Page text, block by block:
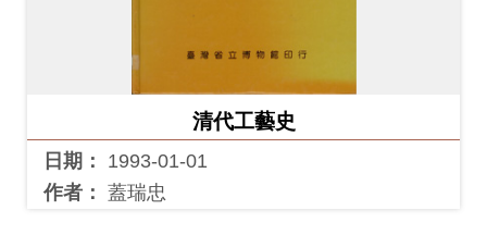
清代工藝史
日期：
1993-01-01
作者： 蓋瑞忠